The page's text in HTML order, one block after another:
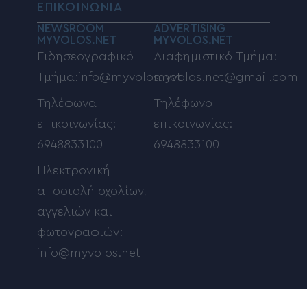
ΕΠΙΚΟΙΝΩΝΙΑ
NEWSROOM
MYVOLOS.NET
Ειδησεογραφικό
Τμήμα:info@myvolos.net
Τηλέφωνα
επικοινωνίας:
6948833100
Ηλεκτρονική
αποστολή σχολίων,
αγγελιών και
φωτογραφιών:
info@myvolos.net
ADVERTISING
MYVOLOS.NET
Διαφημιστικό Τμήμα:
myvolos.net@gmail.com
Τηλέφωνο
επικοινωνίας:
6948833100